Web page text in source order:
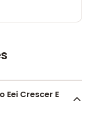
Eei Crescer E